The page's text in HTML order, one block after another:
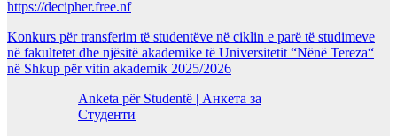
https://decipher.free.nf
Konkurs për transferim të studentëve në ciklin e parë të studimeve
në fakultetet dhe njësitë akademike të Universitetit “Nënë Tereza“
në Shkup për vitin akademik 2025/2026
Anketa për Studentë | Анкета за
Студенти